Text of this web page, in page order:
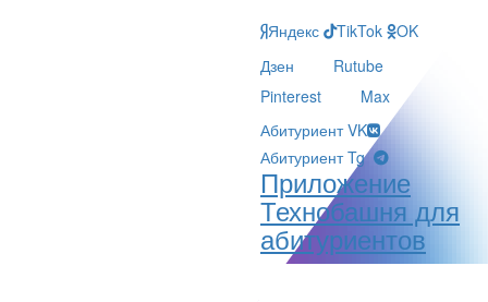
Яндекс
TikTok
OK
Дзен
Rutube
Pinterest
Max
Абитуриент VK
Абитуриент Tg
Приложение
Технобашня для
абитуриентов